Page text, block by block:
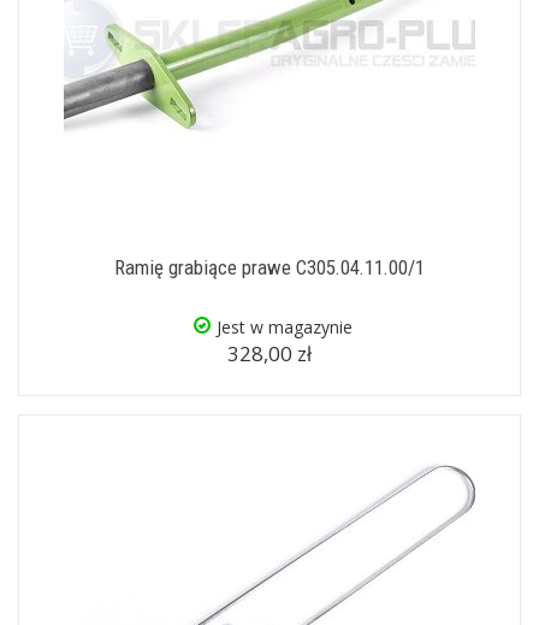
Ramię grabiące prawe C305.04.11.00/1
Jest w magazynie
328,00 zł